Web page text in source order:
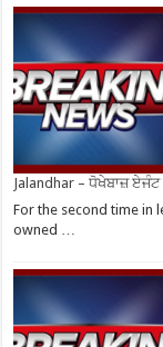
Jalandhar – ਧੋਖੇਬਾਜ਼
For the second time in
owned …